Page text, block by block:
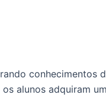
conhecimentos
alunos adquiram